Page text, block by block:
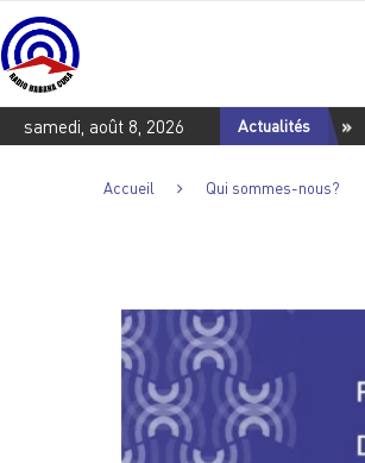
samedi, août 8, 2026 Actualités
du livre « …et puis Fidel est arrivé »
Accueil Qui sommes-nous?